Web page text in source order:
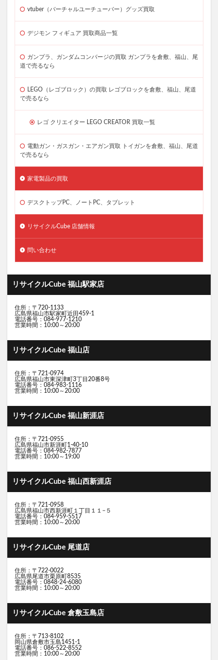
vtuber（バーチャルユーチューバー）グッズ買取
デジモン フィギュア 買取商品一覧
ガンプラ、ガンダムコンバージの買取 ガンプラを倉敷、福山、尾
道で売るなら
LEGO（レゴブロック）の買取 レゴブロックを倉敷、福山、尾道
で売るなら
レゴ クリエイター LEGO CREATOR 買取一覧
電動ガン・ガスガン・エアガン買取 トイガンを倉敷、福山、尾道
で売るなら
家電製品の買取
デスクトップPC、ノートPC、タブレット
リサイクルCube 店舗情報
問い合わせ
リサイクルCube 福山駅家店
住所：〒720-1133
広島県福山市駅家町近田459-1
電話番号：084-977-1210
営業時間：10:00～20:00
リサイクルCube 福山店
住所：〒721-0974
広島県福山市東深津町3丁目20番8号
電話番号：084-983-1116
営業時間：10:00～20:00
リサイクルCube 福山新涯店
住所：〒721-0955
広島県福山市新涯町1-40-10
電話番号：084-982-7877
営業時間：10:00～19:00
リサイクルCube 福山西新涯店
住所：〒721-0958
広島県福山市西新涯町１丁目１１−５
電話番号：084-959-5517
営業時間：10:00～20:00
リサイクルCube 尾道店
住所：〒722-0022
広島県尾道市栗原町8535
電話番号：0848-24-6080
営業時間：10:00～20:00
リサイクルCube 倉敷玉島店
住所：〒713-8102
岡山県倉敷市玉島1451-1
電話番号：086-522-8552
営業時間：10:00～20:00